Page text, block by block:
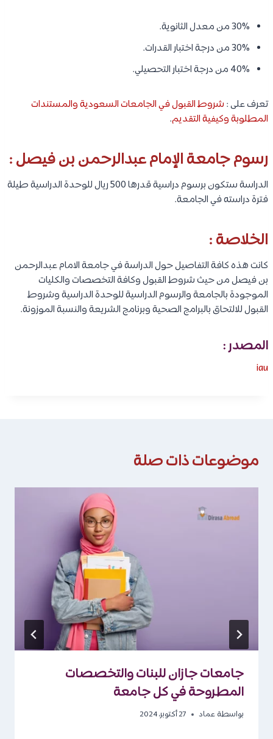
30% من معدل الثانوية.
30% من درجة اختبار القدرات.
40% من درجة اختبار التحصيلي.
تعرف على : شروط القبول في الجامعات السعودية والمستندات
المطلوبة وكيفية التقديم.
رسوم جامعة الإمام عبدالرحمن بن فيصل :
الدراسة ستكون برسوم دراسية قدرها 500 ريال للوحدة الدراسية طيلة
فترة دراسته في الجامعة.
الخلاصة :
كانت هذه كافة التفاصيل حول الدراسة في جامعة الامام عبدالرحمن
بن فيصل من حيث شروط القبول وكافة التخصصات والكليات
الموجودة بالجامعة والرسوم الدراسية للوحدة الدراسية وشروط
القبول للالتحاق بالبرامج الصحية وبرنامج الشريعة والنسبة الموزونة.
المصدر :
iau
موضوعات ذات صلة
جامعات جازان للبنات والتخصصات
المطروحة في كل جامعة
بواسطة عماد 27 أكتوبر، 2024